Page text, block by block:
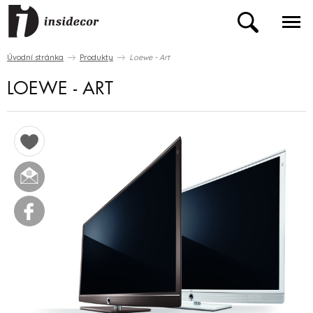
Úvodní stránka Produkty Loewe - Art
LOEWE - ART